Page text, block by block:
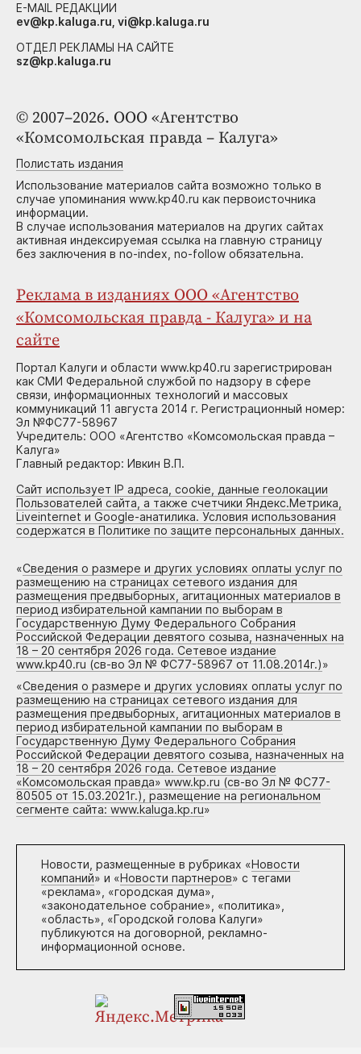
© 2007–2026. ООО «Агентство
«Комсомольская правда – Калуга»
Полистать издания
Использование материалов сайта возможно только в
случае упоминания www.kp40.ru как первоисточника
информации.
В случае использования материалов на других сайтах
активная индексируемая ссылка на главную страницу
без заключения в no-index, no-follow обязательна.
Реклама в изданиях ООО «Агентство
«Комсомольская правда - Калуга» и на
сайте
Портал Калуги и области www.kp40.ru зарегистрирован
как СМИ Федеральной службой по надзору в сфере
связи, информационных технологий и массовых
коммуникаций 11 августа 2014 г. Регистрационный номер:
Эл №ФС77-58967
Учредитель: ООО «Агентство «Комсомольская правда –
Калуга»
Главный редактор: Ивкин В.П.
Сайт использует IP адреса, cookie, данные геолокации
Пользователей сайта, а также счетчики Яндекс.Метрика,
Liveinternet и Google-анатилика. Условия использования
содержатся в Политике по защите персональных данных.
«Сведения о размере и других условиях оплаты услуг по
размещению на страницах сетевого издания для
размещения предвыборных, агитационных материалов в
период избирательной кампании по выборам в
Государственную Думу Федерального Собрания
Российской Федерации девятого созыва, назначенных на
18 – 20 сентября 2026 года. Сетевое издание
www.kp40.ru (св-во Эл № ФС77-58967 от 11.08.2014г.)»
«Сведения о размере и других условиях оплаты услуг по
размещению на страницах сетевого издания для
размещения предвыборных, агитационных материалов в
период избирательной кампании по выборам в
Государственную Думу Федерального Собрания
Российской Федерации девятого созыва, назначенных на
18 – 20 сентября 2026 года. Сетевое издание
«Комсомольская правда» www.kp.ru (св-во Эл № ФС77-
80505 от 15.03.2021г.), размещение на региональном
сегменте сайта: www.kaluga.kp.ru»
Новости, размещенные в рубриках «Новости
компаний» и «Новости партнеров» с тегами
«реклама», «городская дума»,
«законодательное собрание», «политика»,
«область», «Городской голова Калуги»
публикуются на договорной, рекламно-
информационной основе.
E-MAIL РЕДАКЦИИ
ev@kp.kaluga.ru, vi@kp.kaluga.ru
ОТДЕЛ РЕКЛАМЫ НА САЙТЕ
sz@kp.kaluga.ru